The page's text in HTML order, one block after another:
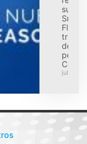
su
Smart
Flex
de
julio 31,